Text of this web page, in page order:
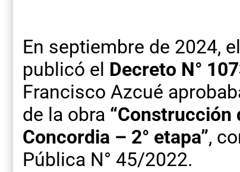
En septiembre de 2024,
publicó el Decreto N°
Francisco Azcué
de la obra “Construcción
Concordia – 2° etapa”,
Pública N° 45/2022.